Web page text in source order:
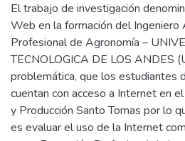
El trabajo de investigación
Web en la formación del Ingeniero
Profesional de Agronomía –
TECNOLOGICA DE LOS ANDES
problemática, que los estudiantes
cuentan con acceso a Internet en
y Producción Santo Tomas por lo
es evaluar el uso de la Internet